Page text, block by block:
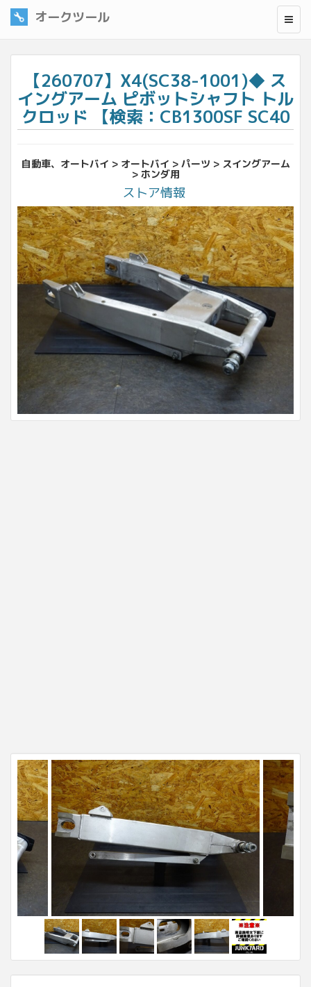
オークツール
【260707】X4(SC38-1001)◆ ス
イングアーム ピボットシャフト トル
クロッド 【検索：CB1300SF SC40
自動車、オートバイ > オートバイ > パーツ > スイングアーム
> ホンダ用
ストア情報